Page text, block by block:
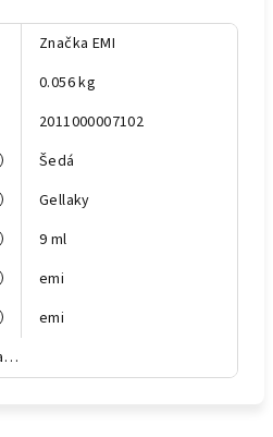
Značka EMI
0.056 kg
2011000007102
Šedá
Gellaky
9 ml
emi
emi